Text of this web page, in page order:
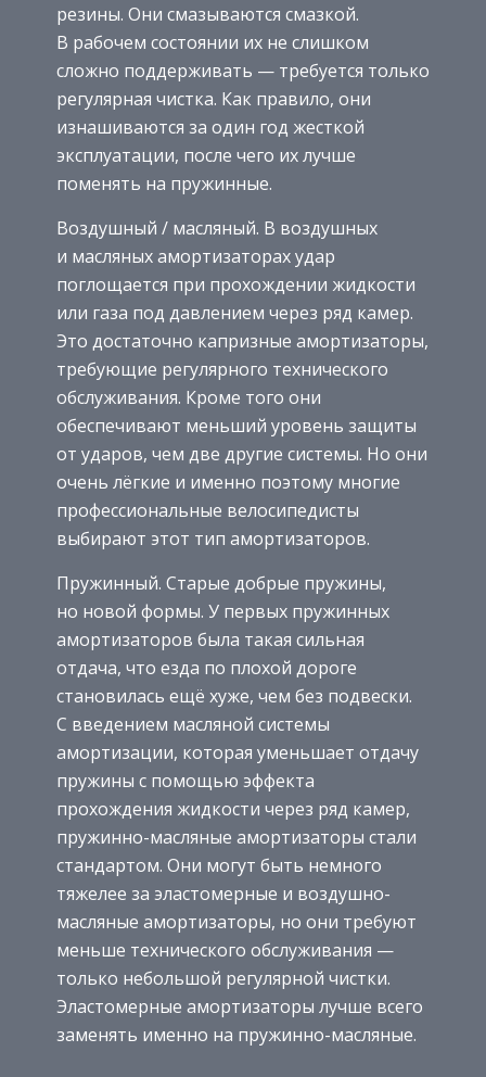
резины. Они смазываются смазкой.
В рабочем состоянии их не слишком
сложно поддерживать — требуется только
регулярная чистка. Как правило, они
изнашиваются за один год жесткой
эксплуатации, после чего их лучше
поменять на пружинные.
Воздушный / масляный. В воздушных
и масляных амортизаторах удар
поглощается при прохождении жидкости
или газа под давлением через ряд камер.
Это достаточно капризные амортизаторы,
требующие регулярного технического
обслуживания. Кроме того они
обеспечивают меньший уровень защиты
от ударов, чем две другие системы. Но они
очень лёгкие и именно поэтому многие
профессиональные велосипедисты
выбирают этот тип амортизаторов.
Пружинный. Старые добрые пружины,
но новой формы. У первых пружинных
амортизаторов была такая сильная
отдача, что езда по плохой дороге
становилась ещё хуже, чем без подвески.
С введением масляной системы
амортизации, которая уменьшает отдачу
пружины с помощью эффекта
прохождения жидкости через ряд камер,
пружинно-масляные амортизаторы стали
стандартом. Они могут быть немного
тяжелее за эластомерные и воздушно-
масляные амортизаторы, но они требуют
меньше технического обслуживания —
только небольшой регулярной чистки.
Эластомерные амортизаторы лучше всего
заменять именно на пружинно-масляные.